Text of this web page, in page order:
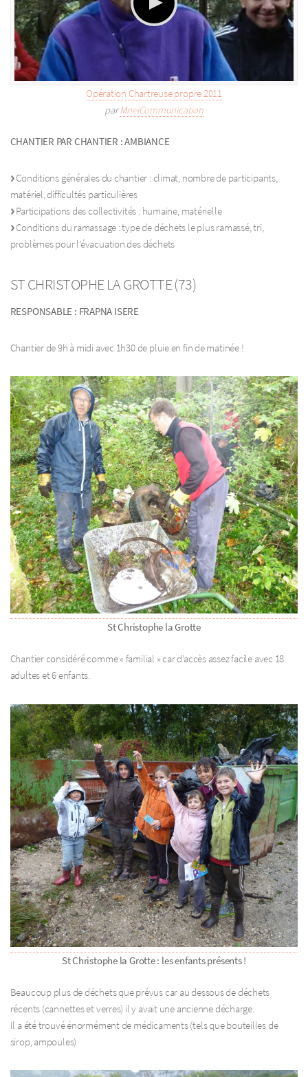
Opération Chartreuse propre 2011
parMneiCommunication
CHANTIER PAR CHANTIER : AMBIANCE
Conditions générales du chantier : climat, nombre de participants,
matériel, difficultés particulières
Participations des collectivités : humaine, matérielle
Conditions du ramassage : type de déchets le plus ramassé, tri,
problèmes pour l’évacuation des déchets
ST CHRISTOPHE LA GROTTE (73)
RESPONSABLE : FRAPNA ISERE
Chantier de 9h à midi avec 1h30 de pluie en fin de matinée !
St Christophe la Grotte
Chantier considéré comme « familial » car d’accès assez facile avec 18
adultes et 6 enfants.
St Christophe la Grotte : les enfants présents !
Beaucoup plus de déchets que prévus car au dessous de déchets
récents (cannettes et verres) il y avait une ancienne décharge.
Il a été trouvé énormément de médicaments (tels que bouteilles de
sirop, ampoules)